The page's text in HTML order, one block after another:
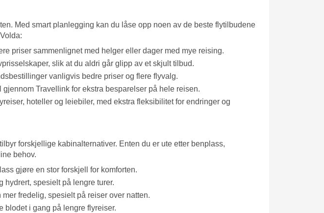
Med smart planlegging kan du låse opp noen av de beste flytilbudene
priser sammenlignet med helger eller dager med mye reising.
slik at du aldri går glipp av et skjult tilbud.
vanligvis bedre priser og flere flyvalg.
Travellink for ekstra besparelser på hele reisen.
hoteller og leiebiler, med ekstra fleksibilitet for endringer og
forskjellige kabinalternativer. Enten du er ute etter benplass,
behov.
gjøre en stor forskjell for komforten.
hydrert, spesielt på lengre turer.
fredelig, spesielt på reiser over natten.
blodet i gang på lengre flyreiser.